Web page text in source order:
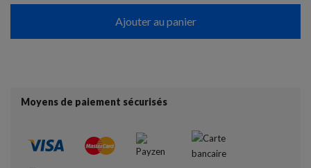
Ajouter au panier
Moyens de paiement sécurisés